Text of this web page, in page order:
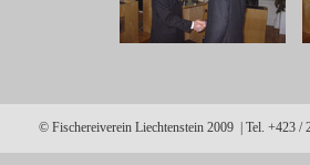
© Fischereiverein Liechtenstein 2009 | Tel. +423